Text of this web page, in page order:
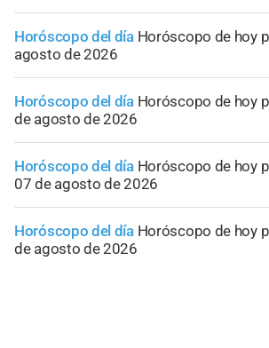
Horóscopo del día Horóscopo de hoy
agosto de 2026
Horóscopo del día Horóscopo de hoy
de agosto de 2026
Horóscopo del día Horóscopo de hoy
07 de agosto de 2026
Horóscopo del día Horóscopo de hoy
de agosto de 2026